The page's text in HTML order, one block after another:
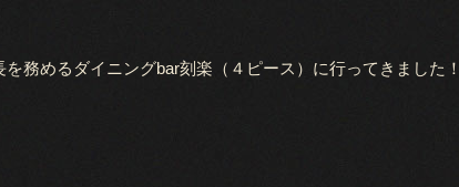
務めるダイニングbar刻楽（４ピース）に行ってきました！